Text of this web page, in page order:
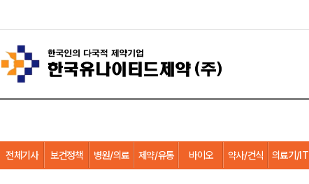
전체기사 보건정책 병원/의료 제약/유통 바이오 약사/건식 의료기/IT